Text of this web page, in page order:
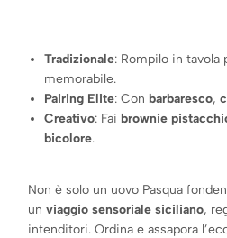
Tradizionale: Rompilo in tavola
memorabile.
Pairing Elite: Con barbaresco,
Creativo: Fai brownie
bicolore.
Non è solo un uovo Pasqua
un viaggio sensoriale siciliano,
intenditori. Ordina e assapora